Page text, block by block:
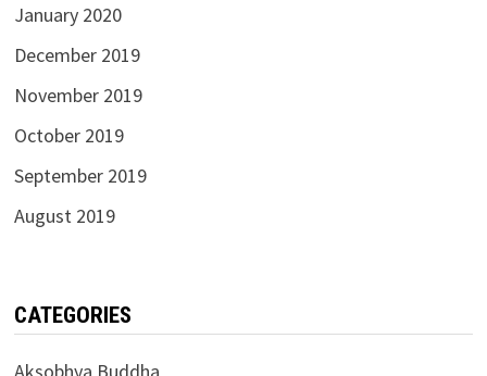
January 2020
December 2019
November 2019
October 2019
September 2019
August 2019
CATEGORIES